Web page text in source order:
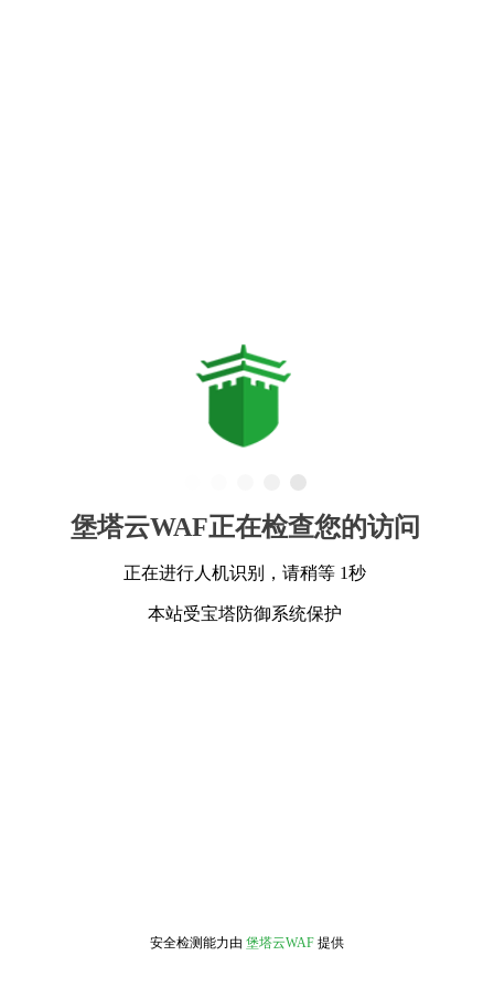
堡塔云WAF正在检查您的访问
正在进行人机识别，请稍等 1秒
本站受宝塔防御系统保护
安全检测能力由 堡塔云WAF 提供